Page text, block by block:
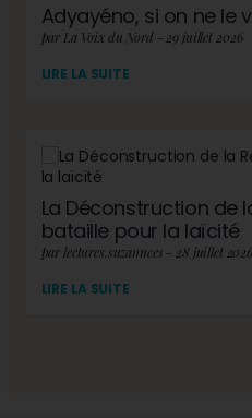
Adyayéno, si on ne le
par La Voix du Nord - 29 juillet 2026
LIRE LA SUITE
La Déconstruction de
bataille pour la laïcité
par lectures.suzannees - 28 juillet 2026
LIRE LA SUITE